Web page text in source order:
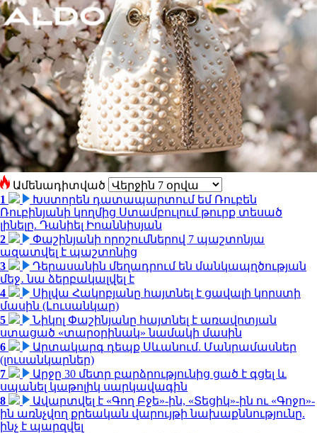
Ամենադիտված
1
Խստորեն դատապարտում եմ Ռուբեն
Ռուբինյանի կողմից Ստամբուլում թուրք տեսած
լինելը. Դանիել Իոաննիսյան
2
Փաշինյանի որոշումներով 7 պաշտոնյա
ազատվել է պաշտոնից
3
Դերասանին մեղադրում են մանկապղծության
մեջ․ նա ձերբակալվել է
4
Սիլվա Հակոբյանը հայտնել է ցավալի կորստի
մասին (Լուսանկար)
5
Նիկոլ Փաշինյանը հայտնել է առավոտյան
ստացած «տարօրինակ» նամակի մասին
6
Արտակարգ դեպք Սևանում. Մանրամասներ
(լուսանկարներ)
7
Արջը 30 մետր բարձրությունից ցած է գցել և
սպանել կաթոլիկ սարկավագին
8
Ավարտվել է «Գող Բջե»-ին, «Տեցիկ»-ին ու «Գոջո»-
ին առնչվող քրեական վարույթի նախաքննությունը.
ինչ է պարզվել